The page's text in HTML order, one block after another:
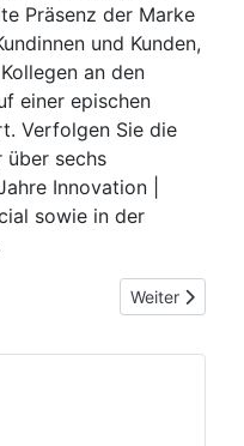
Präsenz der Marke
und Kunden,
an den
einer epischen
Verfolgen Sie die
über sechs
Innovation |
sowie in der
von Raum für
Nächster
Weiter